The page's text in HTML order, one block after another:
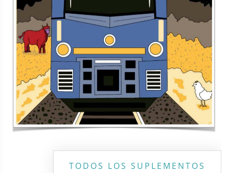
Copyright ©2026 Todos los derechos reservados | La Jornada